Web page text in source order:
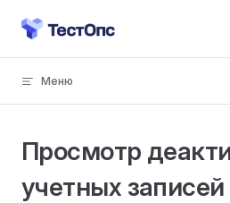
Skip to content
Просмотр
учетных записей